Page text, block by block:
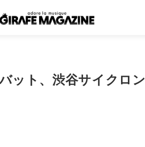
ット、渋谷サイクロン